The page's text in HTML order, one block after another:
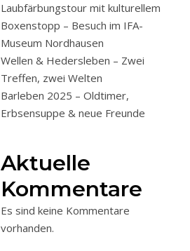
Laubfärbungstour mit kulturellem
Boxenstopp – Besuch im IFA-
Museum Nordhausen
Wellen & Hedersleben – Zwei
Treffen, zwei Welten
Barleben 2025 – Oldtimer,
Erbsensuppe & neue Freunde
Aktuelle
Kommentare
Es sind keine Kommentare
vorhanden.